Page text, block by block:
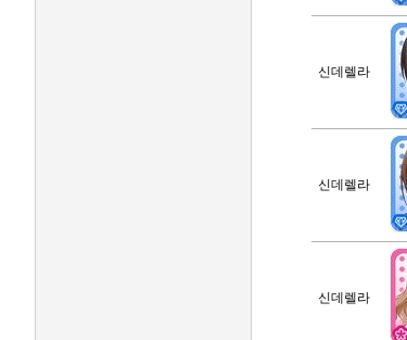
신데렐라
신데렐라
신데렐라